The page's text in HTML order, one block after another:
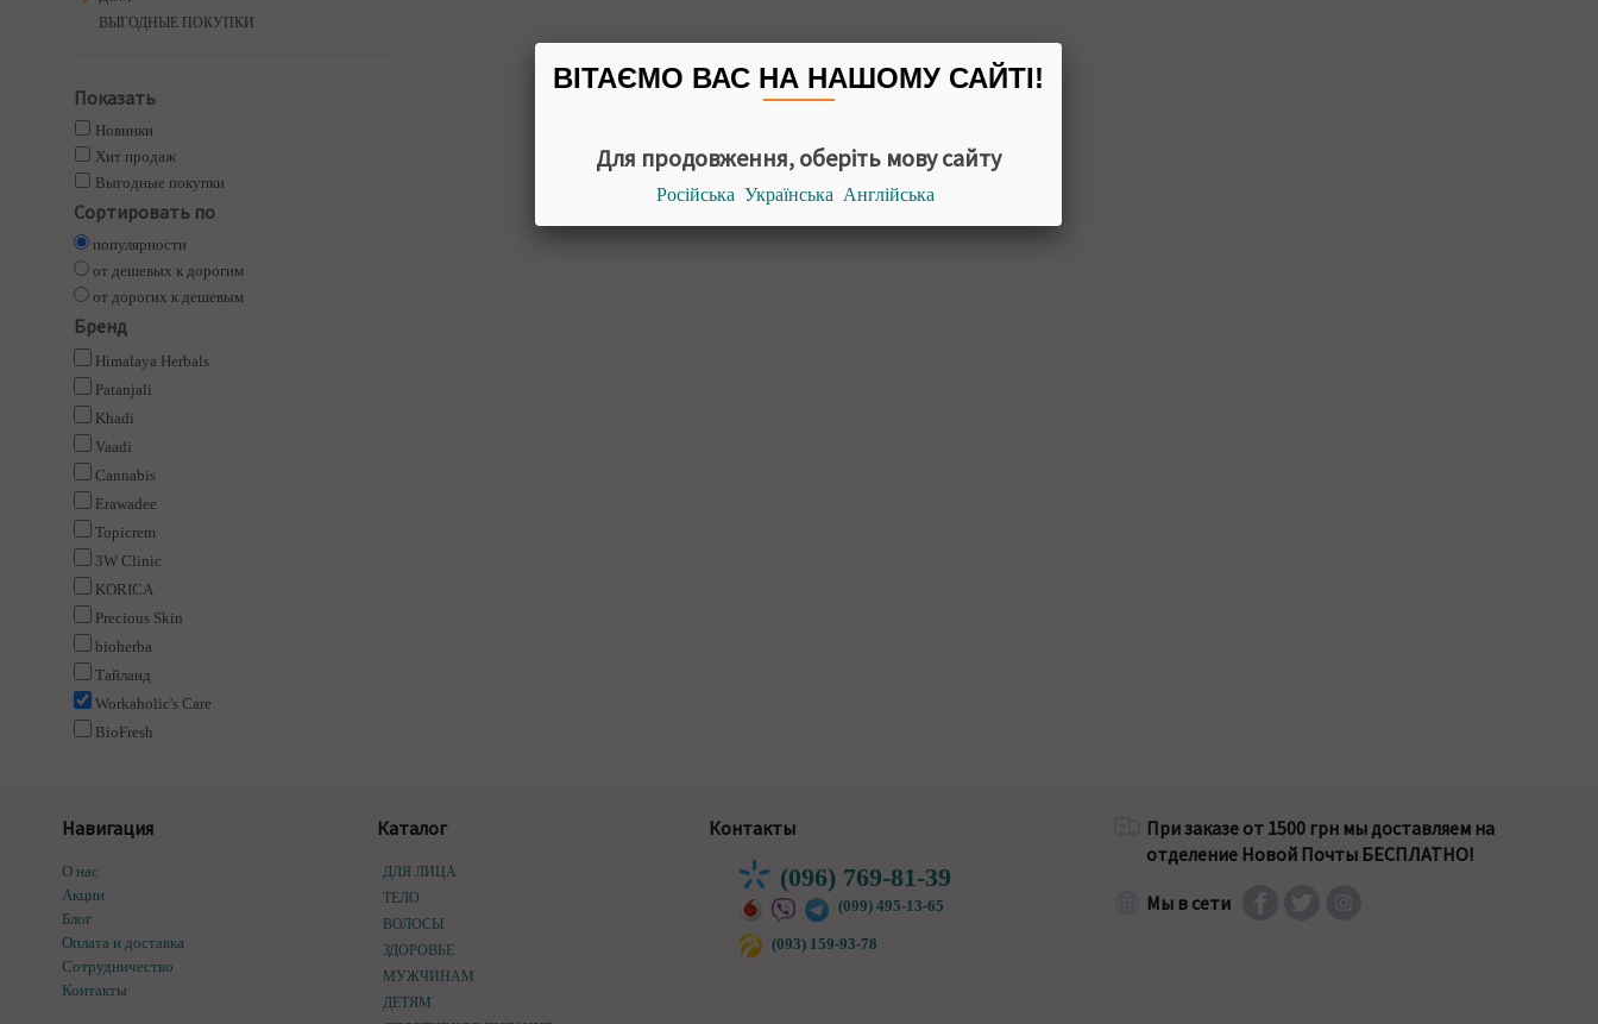
ВЫГОДНЫЕ ПОКУПКИ
Показать
Новинки
Хит продаж
Выгодные покупки
Сортировать по
популярности
от дешевых к дорогим
от дорогих к дешевым
Бренд
Himalaya Herbals
Patanjali
Khadi
Vaadi
Cannabis
Erawadee
Topicrem
3W Clinic
KORICA
Precious Skin
bioherba
Тайланд
Workaholic's Care
BioFresh
Навигация
О нас
Акции
Блог
Оплата и доставка
Сотрудничество
Контакты
Каталог
ДЛЯ ЛИЦА
ТЕЛО
ВОЛОСЫ
ЗДОРОВЬЕ
МУЖЧИНАМ
ДЕТЯМ
Контакты
(096) 769-81-39
(099) 495-13-65
(093) 159-93-78
При заказе от 1500 грн мы доставляем на
отделение Новой Почты БЕСПЛАТНО!
Мы в сети
ВІТАЄМО ВАС НА НАШОМУ САЙТІ!
Для продовження, оберіть мову сайту
Російська Українська Англійська